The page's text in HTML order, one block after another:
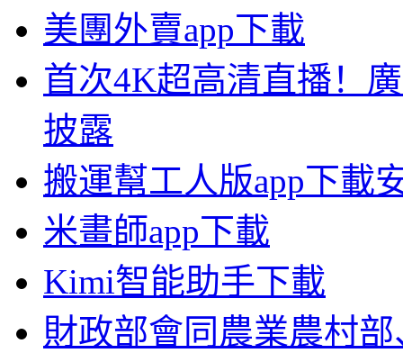
美團外賣app下載
首次4K超高清直播！
披露
搬運幫工人版app下載
米畫師app下載
Kimi智能助手下載
財政部會同農業農村